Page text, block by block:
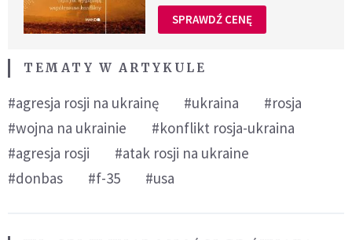
SPRAWDŹ CENĘ
TEMATY W ARTYKULE
#agresja rosji na ukrainę #ukraina
#rosja
#wojna na ukrainie
#konflikt rosja-ukraina
#agresja rosji
#atak rosji na ukraine
#donbas
#f-35 #usa